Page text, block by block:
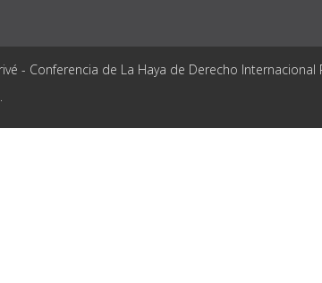
- Conferencia de La Haya de Derecho Internacional